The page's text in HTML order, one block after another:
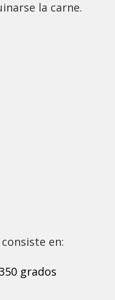
la carne.
en:
grados